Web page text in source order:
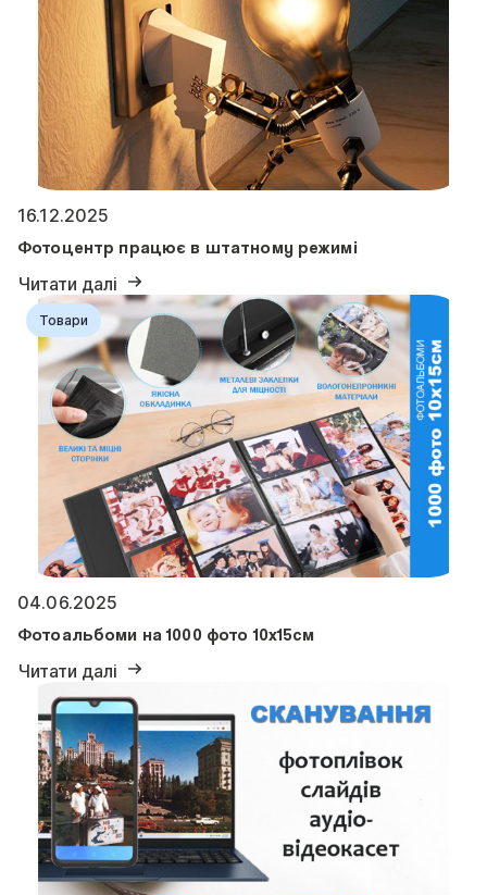
16.12.2025
Фотоцентр працює в штатному режимі
Читати далі
Товари
04.06.2025
Фотоальбоми на 1000 фото 10х15см
Читати далі